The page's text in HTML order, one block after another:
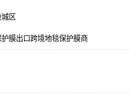
城区
膜出口跨境地毯保护膜商